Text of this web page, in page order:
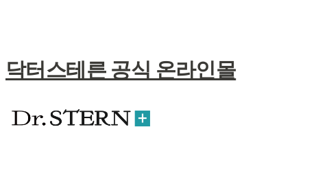
닥터스테른 공식 온라인몰